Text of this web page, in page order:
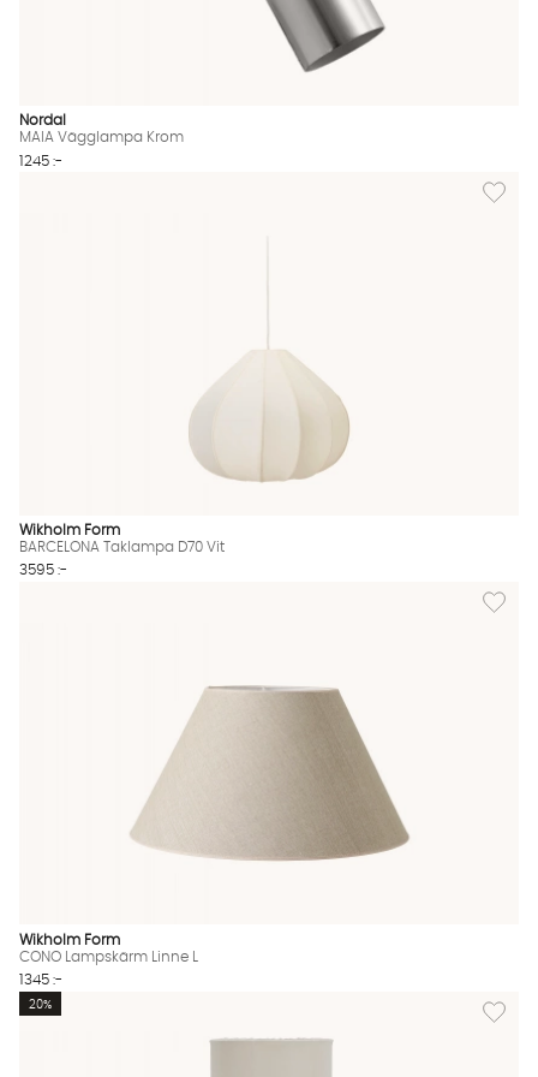
Nordal
MAIA Vägglampa Krom
1245 :-
Lägg
Wikholm Form
BARCELONA Taklampa D70 Vit
3595 :-
Lägg
Wikholm Form
CONO Lampskärm Linne L
1345 :-
Lägg
20%